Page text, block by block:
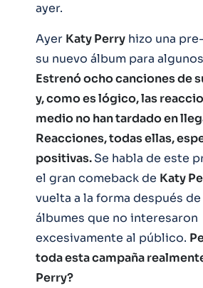
ayer.
Ayer Katy Perry hizo una
su nuevo álbum para
Estrenó ocho canciones de
y, como es lógico, las
medio no han tardado en
Reacciones, todas ellas,
positivas.Se habla de este
el gran comeback de Katy
vuelta a la forma después
álbumes que no interesaron
excesivamente al público.
toda esta campaña
Perry?